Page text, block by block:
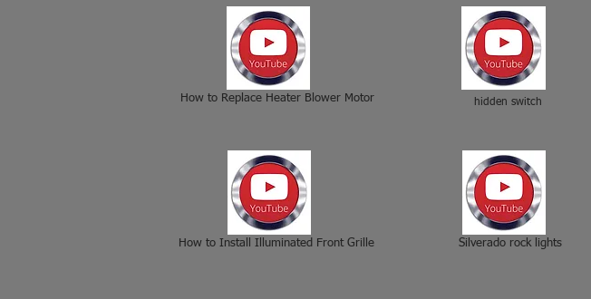
How to Replace Heater Blower Motor hidden switch
How to Install Illuminated Front Grille Silverado rock lights